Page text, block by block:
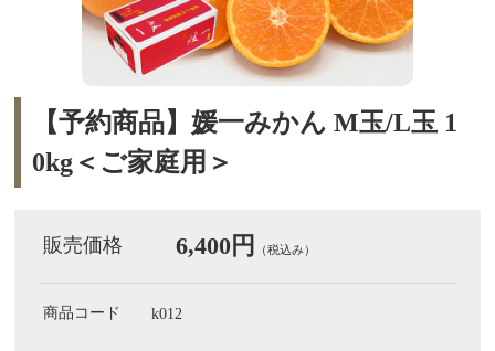
【予約商品】媛一みかん M玉/L玉 1
0kg＜ご家庭用＞
販売価格 6,400円 （税込み）
商品コード k012